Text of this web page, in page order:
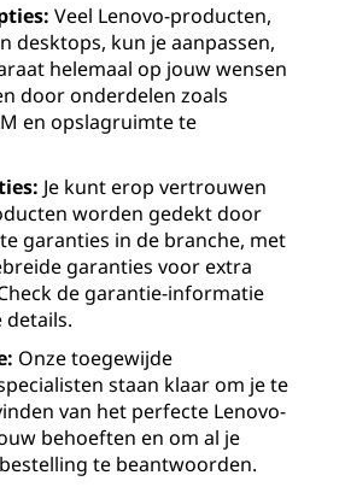
Veel Lenovo-producten,
desktops, kun je aanpassen,
helemaal op jouw wensen
door onderdelen zoals
en opslagruimte te
Je kunt erop vertrouwen
worden gedekt door
garanties in de branche, met
garanties voor extra
de garantie-informatie
details.
Onze toegewijde
staan klaar om je te
van het perfecte Lenovo-
behoeften en om al je
te beantwoorden.